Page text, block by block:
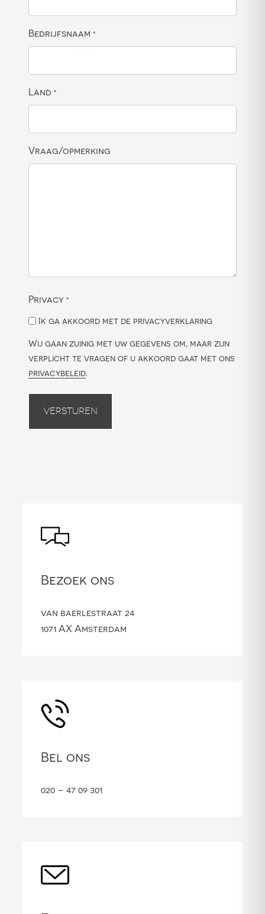
Bedrijfsnaam *
Land *
Vraag/opmerking
Privacy *
Ik ga akkoord met de privacyverklaring
Wij gaan zuinig met uw gegevens om, maar zijn
verplicht te vragen of u akkoord gaat met ons
privacybeleid.
Versturen
Bezoek ons
van baerlestraat 24
1071 AX Amsterdam
Bel ons
020 – 47 09 301